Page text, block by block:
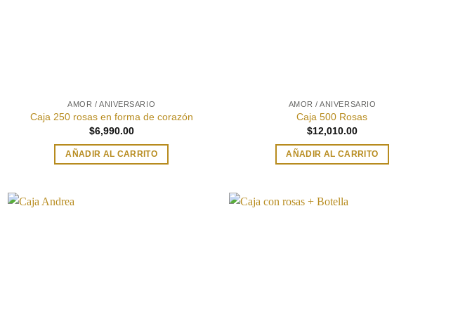
AMOR / ANIVERSARIO
Caja 250 rosas en forma de corazón
$6,990.00
AÑADIR AL CARRITO
AMOR / ANIVERSARIO
Caja 500 Rosas
$12,010.00
AÑADIR AL CARRITO